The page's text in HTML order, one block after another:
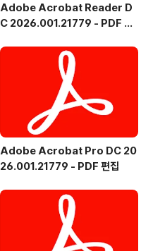
Adobe Acrobat Reader D
C 2026.001.21779 - PDF 뷰
Adobe Acrobat Pro DC 20
26.001.21779 - PDF 편집